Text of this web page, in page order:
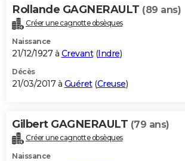
Rollande GAGNERAULT (89 ans)
Créer une cagnotte obsèques
Naissance
21/12/1927 à Crevant(Indre)
Décès
21/03/2017 à Guéret(Creuse)
Gilbert GAGNERAULT (79 ans)
Créer une cagnotte obsèques
Naissance